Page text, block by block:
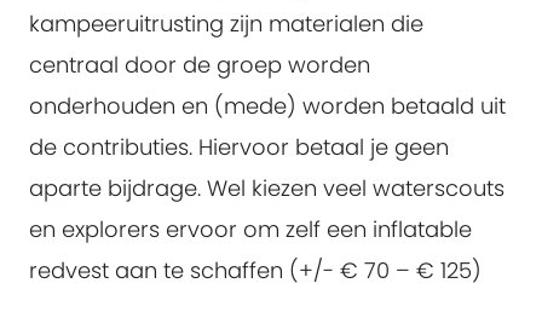
kampeeruitrusting zijn materialen die
centraal door de groep worden
onderhouden en (mede) worden betaald uit
de contributies. Hiervoor betaal je geen
aparte bijdrage. Wel kiezen veel waterscouts
en explorers ervoor om zelf een inflatable
redvest aan te schaffen (+/- € 70 – € 125)